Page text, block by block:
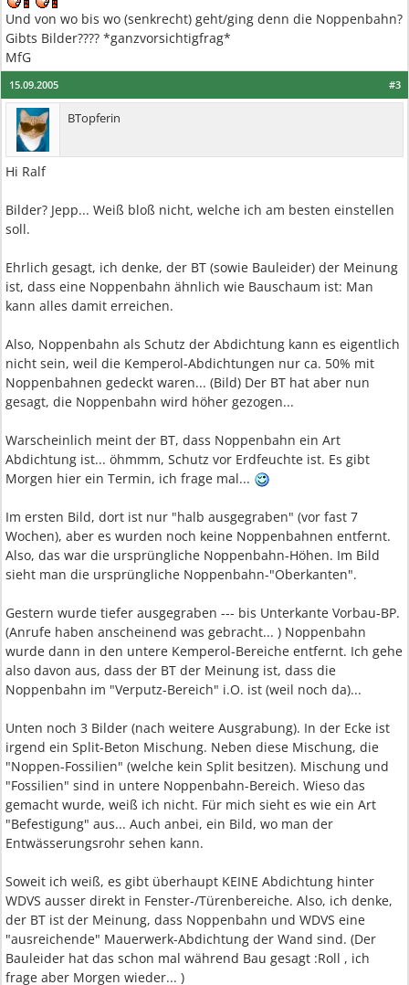
Und von wo bis wo (senkrecht) geht/ging denn die Noppenbahn?
Gibts Bilder???? *ganzvorsichtigfrag*
MfG
#3
15.09.2005
BTopferin
Hi Ralf
Bilder? Jepp... Weiß bloß nicht, welche ich am besten einstellen
soll.
Ehrlich gesagt, ich denke, der BT (sowie Bauleider) der Meinung
ist, dass eine Noppenbahn ähnlich wie Bauschaum ist: Man
kann alles damit erreichen.
Also, Noppenbahn als Schutz der Abdichtung kann es eigentlich
nicht sein, weil die Kemperol-Abdichtungen nur ca. 50% mit
Noppenbahnen gedeckt waren... (Bild) Der BT hat aber nun
gesagt, die Noppenbahn wird höher gezogen...
Warscheinlich meint der BT, dass Noppenbahn ein Art
Abdichtung ist... öhmmm, Schutz vor Erdfeuchte ist. Es gibt
Morgen hier ein Termin, ich frage mal...
Im ersten Bild, dort ist nur "halb ausgegraben" (vor fast 7
Wochen), aber es wurden noch keine Noppenbahnen entfernt.
Also, das war die ursprüngliche Noppenbahn-Höhen. Im Bild
sieht man die ursprüngliche Noppenbahn-"Oberkanten".
Gestern wurde tiefer ausgegraben --- bis Unterkante Vorbau-BP.
(Anrufe haben anscheinend was gebracht... ) Noppenbahn
wurde dann in den untere Kemperol-Bereiche entfernt. Ich gehe
also davon aus, dass der BT der Meinung ist, dass die
Noppenbahn im "Verputz-Bereich" i.O. ist (weil noch da)...
Unten noch 3 Bilder (nach weitere Ausgrabung). In der Ecke ist
irgend ein Split-Beton Mischung. Neben diese Mischung, die
"Noppen-Fossilien" (welche kein Split besitzen). Mischung und
"Fossilien" sind in untere Noppenbahn-Bereich. Wieso das
gemacht wurde, weiß ich nicht. Für mich sieht es wie ein Art
"Befestigung" aus... Auch anbei, ein Bild, wo man der
Entwässerungsrohr sehen kann.
Soweit ich weiß, es gibt überhaupt KEINE Abdichtung hinter
WDVS ausser direkt in Fenster-/Türenbereiche. Also, ich denke,
der BT ist der Meinung, dass Noppenbahn und WDVS eine
"ausreichende" Mauerwerk-Abdichtung der Wand sind. (Der
Bauleider hat das schon mal während Bau gesagt :Roll , ich
frage aber Morgen wieder... )